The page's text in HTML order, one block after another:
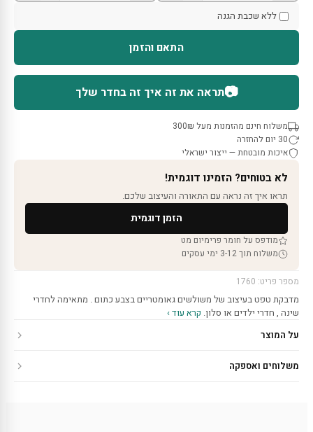
ללא שכבת הגנה
התאם והזמן
📷תראה את זה איך זה בחדר שלך
משלוח חינם מהזמנות מעל 300₪
30 יום להחזרה
איכות מובטחת — ייצור ישראלי
לא בטוחים? הזמינו דוגמית!
תראו איך זה נראה עם התאורה והעיצוב שלכם.
הזמן דוגמית
מודפס על חומר פרימיום מט
משלוח תוך 3-12 ימי עסקים
מספר פריט: 1760
מדבקת טפט בעיצוב של משולשים גאומטריים בצבע כתום . מתאימה לחדרי
שינה , חדרי ילדים או סלון. קרא עוד ›
על המוצר
משלוחים ואספקה